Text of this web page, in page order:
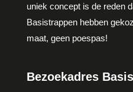
uniek concept is de reden
Basistrappen hebben
maat, geen poespas!
Bezoekadres